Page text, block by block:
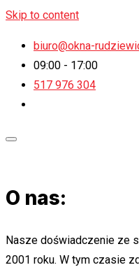
Skip to content
biuro@okna-
09:00 - 17:00
517 976 304
O nas:
Nasze doświadczenie ze
2001 roku. W tym czasie